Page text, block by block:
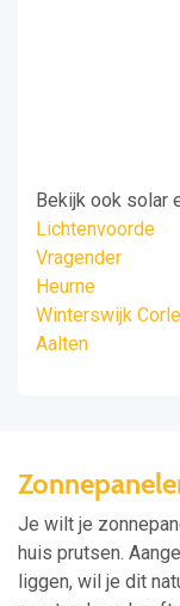
Bekijk ook solar
Lichtenvoorde
Vragender
Heurne
Winterswijk Corle
Aalten
Je wilt je
huis prutsen.
liggen, wil je dit